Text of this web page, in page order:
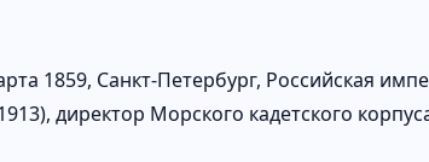
1859, Санкт-Петербург, Российская
директор Морского кадетского